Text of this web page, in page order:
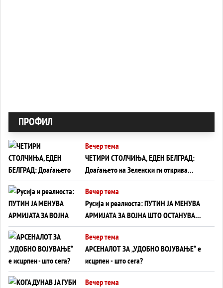
ПРОФИЛ
Вечер тема
ЧЕТИРИ СТОЛЧИЊА, ЕДЕН БЕЛГРАД:
Доаѓањето на Зеленски ги открива
тајните на политиката на балансирање
на Вучиќ
Вечер тема
Русија и реалноста: ПУТИН ЈА МЕНУВА
АРМИЈАТА ЗА ВОЈНА ШТО ОСТАНУВА
БЕЗ ФРОНТ
Вечер тема
АРСЕНАЛОТ ЗА „УДОБНО ВОЈУВАЊЕ“ е
исцрпен - што сега?
Вечер тема